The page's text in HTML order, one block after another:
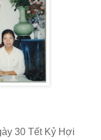
30 Tết Kỷ Hợi